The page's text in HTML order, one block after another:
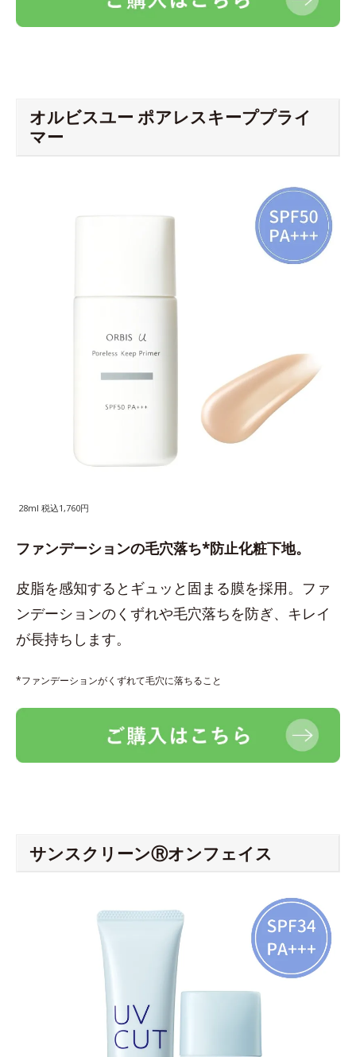
オルビスユー ポアレスキーププライ
マー
28ml 税込1,760円
ファンデーションの毛穴落ち*防止化粧下地。
皮脂を感知するとギュッと固まる膜を採用。ファ
ンデーションのくずれや毛穴落ちを防ぎ、キレイ
が長持ちします。
*ファンデーションがくずれて毛穴に落ちること
サンスクリーンⓇオンフェイス